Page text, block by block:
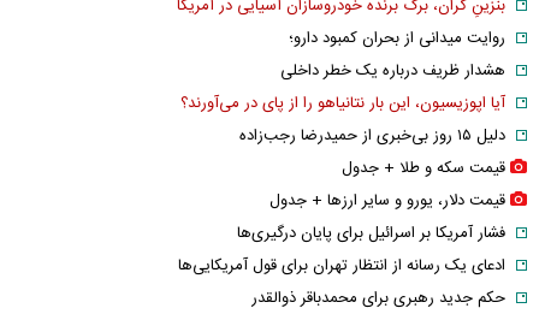
بنزینِ گران، برگ برنده خودروسازان آسیایی در آمریکا
روایت میدانی از بحران کمبود دارو؛
هشدار ظریف درباره یک خطر داخلی
آیا اپوزیسیون، این بار نتانیاهو را از پای در می‌آورند؟
دلیل ۱۵ روز بی‌خبری از حمیدرضا رجب‌زاده
قیمت سکه و طلا + جدول
قیمت دلار، یورو و سایر ارز‌ها + جدول
فشار آمریکا بر اسرائیل برای پایان درگیری‌ها
ادعای یک رسانه از انتظار تهران برای قول آمریکایی‌ها
حکم جدید رهبری برای محمدباقر ذوالقدر